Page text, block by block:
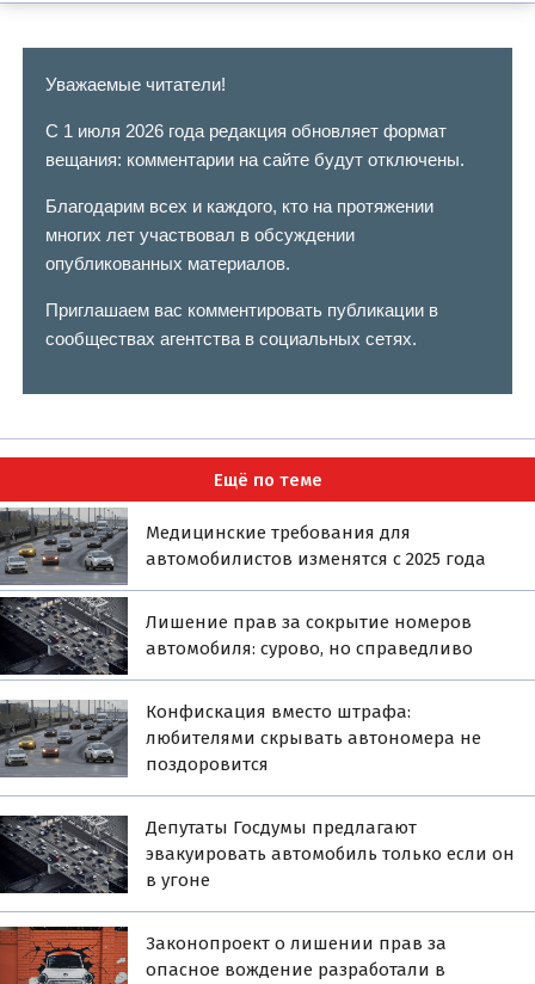
Уважаемые читатели!
С 1 июля 2026 года редакция обновляет формат
вещания: комментарии на сайте будут отключены.
Благодарим всех и каждого, кто на протяжении
многих лет участвовал в обсуждении
опубликованных материалов.
Приглашаем вас комментировать публикации в
сообществах агентства в социальных сетях.
Ещё по теме
Медицинские требования для
автомобилистов изменятся с 2025 года
Лишение прав за сокрытие номеров
автомобиля: сурово, но справедливо
Конфискация вместо штрафа:
любителями скрывать автономера не
поздоровится
Депутаты Госдумы предлагают
эвакуировать автомобиль только если он
в угоне
Законопроект о лишении прав за
опасное вождение разработали в